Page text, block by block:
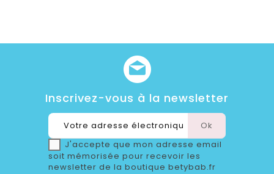
Inscrivez-vous à la newsletter
J'accepte que mon adresse email
soit mémorisée pour recevoir les
newsletter de la boutique betybab.fr